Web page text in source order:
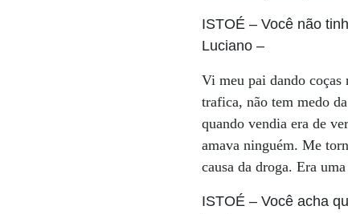
ISTOÉ – Você não
Luciano –
Vi meu pai dando coças
trafica, não tem medo
quando vendia era de
amava ninguém. Me
causa da droga. Era
ISTOÉ – Você acha